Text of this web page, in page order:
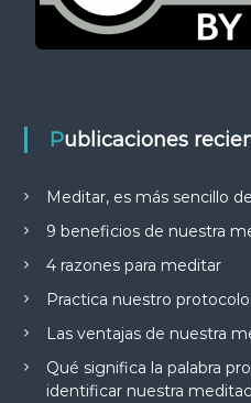
Publicaciones
Meditar, es más sencillo
9 beneficios de nuestra
4 razones para meditar
Practica nuestro protocolo
Las ventajas de nuestra
Qué significa la palabra
identificar nuestra